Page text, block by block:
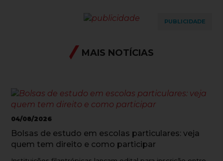
PUBLICIDADE
MAIS NOTÍCIAS
04/08/2026
Bolsas de estudo em escolas particulares: veja
quem tem direito e como participar